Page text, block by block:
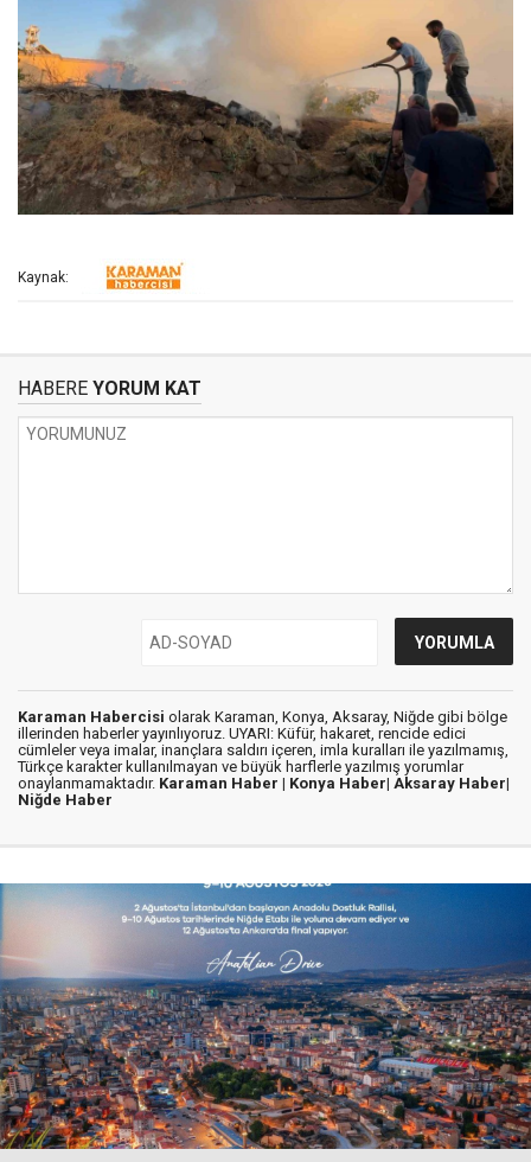
Kaynak:
HABERE YORUM KAT
Karaman Habercisi olarak Karaman, Konya, Aksaray, Niğde gibi bölge
illerinden haberler yayınlıyoruz. UYARI: Küfür, hakaret, rencide edici
cümleler veya imalar, inançlara saldırı içeren, imla kuralları ile yazılmamış,
Türkçe karakter kullanılmayan ve büyük harflerle yazılmış yorumlar
onaylanmamaktadır. Karaman Haber | Konya Haber| Aksaray Haber|
Niğde Haber